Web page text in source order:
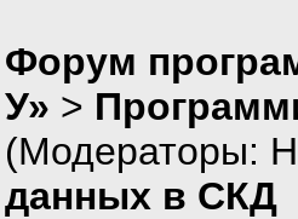
Форум
У» >
(Модераторы:
данных в СКД